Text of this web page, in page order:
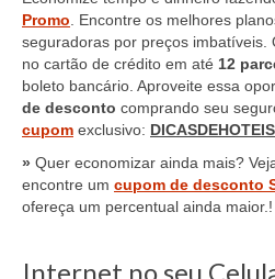
Promo . Encontre os melhores
seguradoras por preços imbatíveis.
no cartão de crédito em até 12
boleto bancário. Aproveite essa
de desconto comprando seu
cupom exclusivo:
» Quer economizar ainda mais?
encontre um cupom de desconto
ofereça um percentual ainda maior.!
Internet no seu